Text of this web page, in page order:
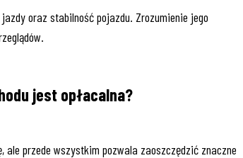
oraz stabilność pojazdu. Zrozumienie jego
jest opłacalna?
przede wszystkim pozwala zaoszczędzić znaczne